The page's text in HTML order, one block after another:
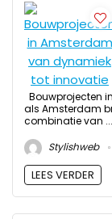
Bouwprojecten
als Amsterdam
combinatie van ...
Stylishweb
LEES VERDER